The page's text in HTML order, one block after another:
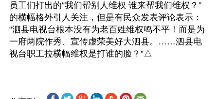
员工们打出的“我们帮别人维权 谁来帮我们维权？”
的横幅格外引人关注，但是有民众发表评论表示：
“泗县电视台根本没有为老百姓维权鸣不平！而是为
一府两院作秀、宣传虚荣美好大泗县。……泗县电